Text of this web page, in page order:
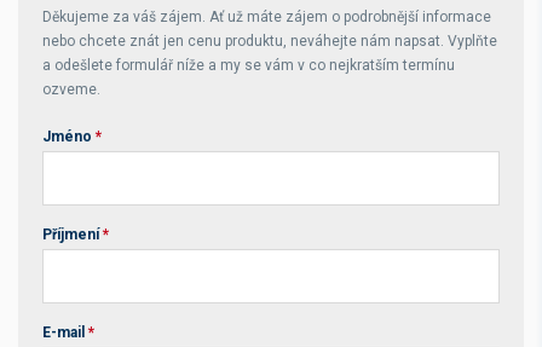
Děkujeme za váš zájem. Ať už máte zájem o podrobnější informace
nebo chcete znát jen cenu produktu, neváhejte nám napsat. Vyplňte
a odešlete formulář níže a my se vám v co nejkratším termínu
ozveme.
Jméno *
Příjmení *
E-mail *